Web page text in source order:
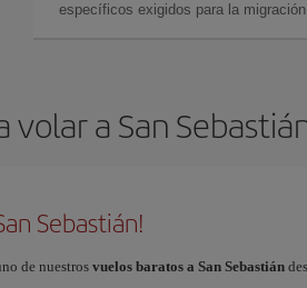
específicos exigidos para la
a San
Sebastián!
de nuestrosvuelos baratos a San Sebastián